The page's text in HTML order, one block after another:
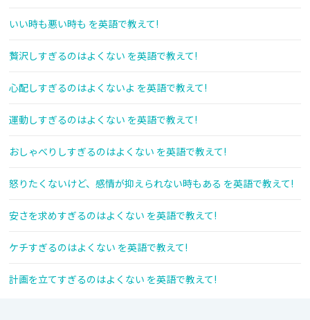
いい時も悪い時も を英語で教えて!
贅沢しすぎるのはよくない を英語で教えて!
心配しすぎるのはよくないよ を英語で教えて!
運動しすぎるのはよくない を英語で教えて!
おしゃべりしすぎるのはよくない を英語で教えて!
怒りたくないけど、感情が抑えられない時もある を英語で教えて!
安さを求めすぎるのはよくない を英語で教えて!
ケチすぎるのはよくない を英語で教えて!
計画を立てすぎるのはよくない を英語で教えて!